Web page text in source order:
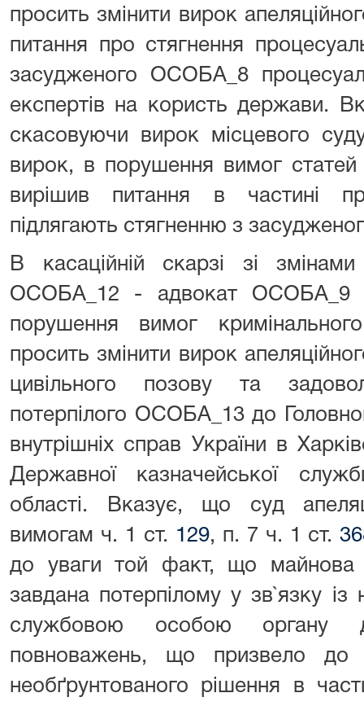
просить змінити вирок
питання про стягнення
засудженого ОСОБА_8
експертів на користь держави.
скасовуючи вирок місцевого
вирок, в порушення вимог
вирішив питання в частині
підлягають стягненню з
В касаційній скарзі зі змінами
ОСОБА_12 - адвокат ОСОБА_9 ,
порушення вимог
просить змінити вирок
цивільного позову та
потерпілого ОСОБА_13 до
внутрішніх справ України в
Державної казначейської
області. Вказує, що суд
вимогам ч. 1 ст. 129, п. 7 ч. 1 ст.
до уваги той факт, що
завдана потерпілому у зв`язку із
службовою особою органу
повноважень, що призвело до
необґрунтованого рішення в